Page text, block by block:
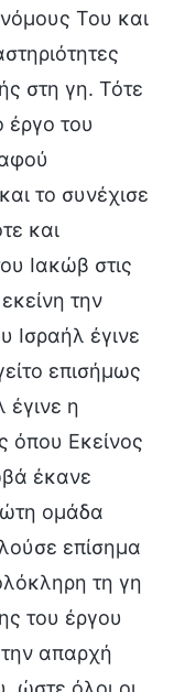
Του και
στη γη. Τότε
του
το συνέχισε
και
Ιακώβ στις
την
Ισραήλ έγινε
επισήμως
έγινε η
όπου Εκείνος
έκανε
ομάδα
επίσημα
τη γη
του έργου
απαρχή